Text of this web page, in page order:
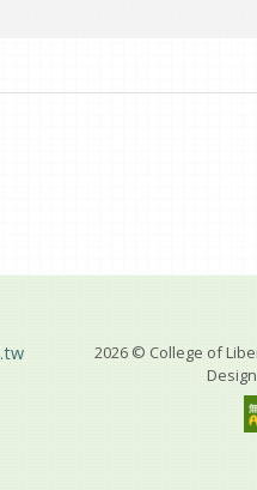
2026 © College of